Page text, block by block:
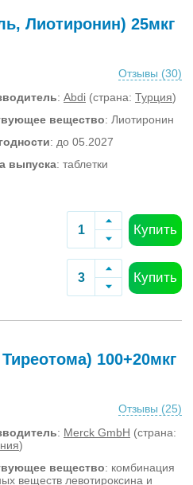
Лиотиронин) 25мкг
Отзывы (30)
: Abdi (страна: Турция)
вещество: Лиотиронин
: до 05.2027
выпуска: таблетки
Купить
Купить
100+20мкг
Отзывы (25)
: Merck GmbH (страна:
)
вещество: комбинация
веществ левотироксина и